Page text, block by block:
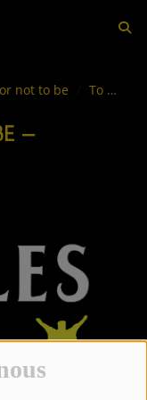
not to be To Beatles or not to be — Épisode 9
—